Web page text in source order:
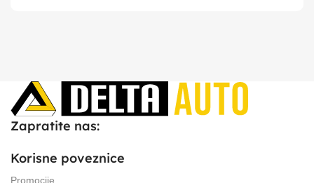
Zapratite nas:
Korisne poveznice
Promocije